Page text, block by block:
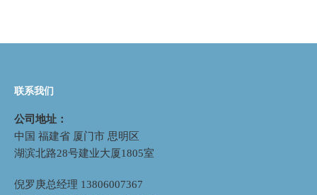
联系我们
公司地址：
中国 福建省 厦门市 思明区
湖滨北路28号建业大厦1805室
倪罗庚总经理 13806007367